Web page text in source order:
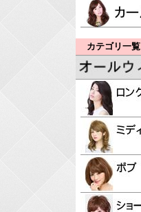
カテゴリ一覧